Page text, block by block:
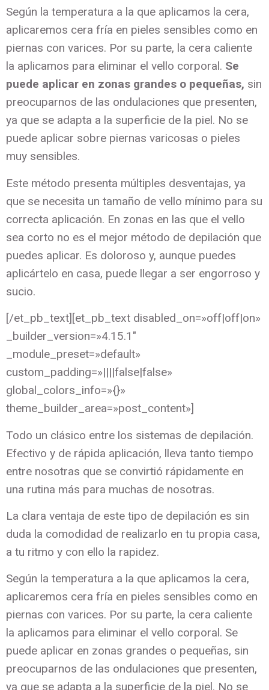
Según la temperatura a la que aplicamos la cera,
aplicaremos cera fría en pieles sensibles como en
piernas con varices. Por su parte, la cera caliente
la aplicamos para eliminar el vello corporal. Se
puede aplicar en zonas grandes o pequeñas, sin
preocuparnos de las ondulaciones que presenten,
ya que se adapta a la superficie de la piel. No se
puede aplicar sobre piernas varicosas o pieles
muy sensibles.
Este método presenta múltiples desventajas, ya
que se necesita un tamaño de vello mínimo para su
correcta aplicación. En zonas en las que el vello
sea corto no es el mejor método de depilación que
puedes aplicar. Es doloroso y, aunque puedes
aplicártelo en casa, puede llegar a ser engorroso y
sucio.
[/et_pb_text][et_pb_text disabled_on=»off|off|on»
_builder_version=»4.15.1″
_module_preset=»default»
custom_padding=»||||false|false»
global_colors_info=»{}»
theme_builder_area=»post_content»]
Todo un clásico entre los sistemas de depilación.
Efectivo y de rápida aplicación, lleva tanto tiempo
entre nosotras que se convirtió rápidamente en
una rutina más para muchas de nosotras.
La clara ventaja de este tipo de depilación es sin
duda la comodidad de realizarlo en tu propia casa,
a tu ritmo y con ello la rapidez.
Según la temperatura a la que aplicamos la cera,
aplicaremos cera fría en pieles sensibles como en
piernas con varices. Por su parte, la cera caliente
la aplicamos para eliminar el vello corporal. Se
puede aplicar en zonas grandes o pequeñas, sin
preocuparnos de las ondulaciones que presenten,
ya que se adapta a la superficie de la piel. No se